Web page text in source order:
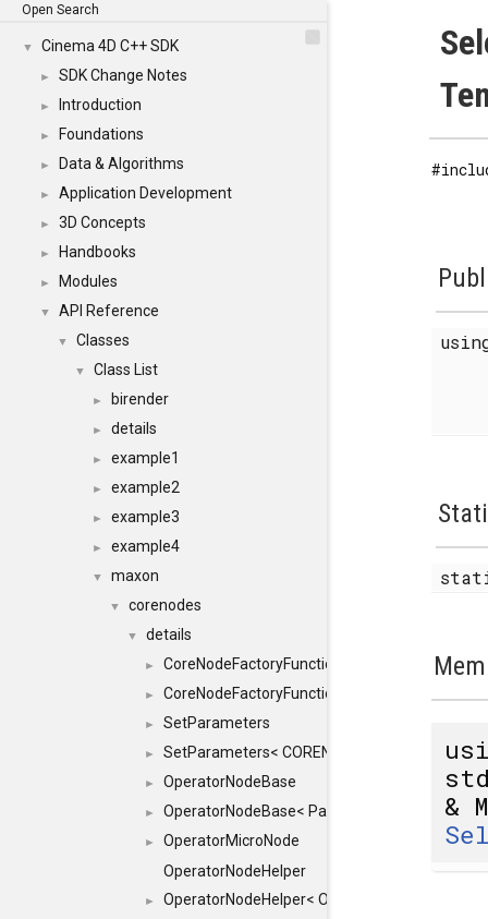
Open Search
▼ Cinema 4D C++ SDK
► SDK Change Notes
► Introduction
► Foundations
► Data & Algorithms
► Application Development
► 3D Concepts
► Handbooks
► Modules
▼ API Reference
▼ Classes
▼ Class List
► birender
► details
► example1
► example2
► example3
► example4
▼ maxon
▼ corenodes
▼ details
► CoreNodeFactoryFunctionHelper
► CoreNodeFactoryFunctionHelper< true >
► SetParameters
► SetParameters< CORENODE, typename
► OperatorNodeBase
► OperatorNodeBase< ParameterPack< IN >, 0 >
►
OperatorMicroNode
OperatorNodeHelper
► OperatorNodeHelper< OP, RESULT, TYPES,
&